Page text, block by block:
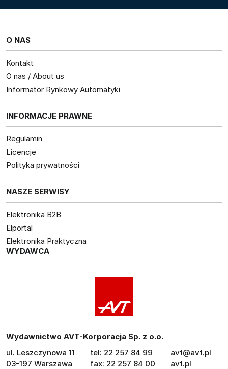
O NAS
Kontakt
O nas / About us
Informator Rynkowy Automatyki
INFORMACJE PRAWNE
Regulamin
Licencje
Polityka prywatności
NASZE SERWISY
Elektronika B2B
Elportal
Elektronika Praktyczna
WYDAWCA
Wydawnictwo AVT-Korporacja Sp. z o.o.
ul. Leszczynowa 11
03-197 Warszawa
tel: 22 257 84 99
fax: 22 257 84 00
avt@avt.pl
avt.pl